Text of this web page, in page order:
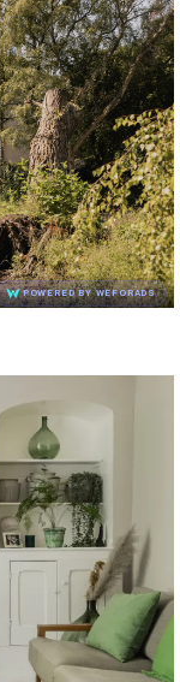
POWERED BY WEFORADS